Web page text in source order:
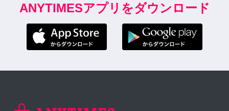
ANYTIMESアプリをダウンロード